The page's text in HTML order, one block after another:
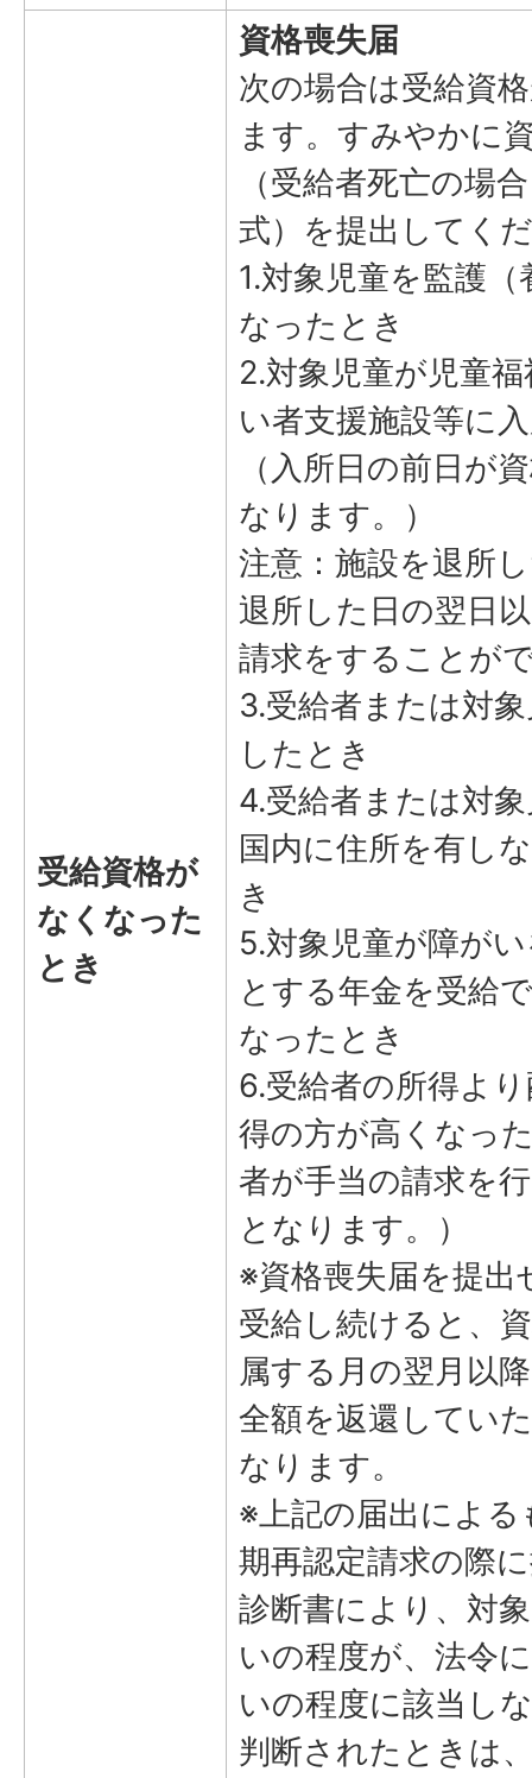
受給資格が
なくなった
とき
資格喪失届
次の場合は受給資
ます。すみやかに
（受給者死亡の場
式）を提出してく
1.対象児童を監護
なったとき
2.対象児童が児童
い者支援施設等に
（入所日の前日が
なります。）
注意：施設を退所
退所した日の翌日
請求をすることが
3.受給者または対
したとき
4.受給者または対
国内に住所を有し
き
5.対象児童が障が
とする年金を受給
なったとき
6.受給者の所得よ
得の方が高くなっ
者が手当の請求を
となります。）
※資格喪失届を提出
受給し続けると、
属する月の翌月以
全額を返還してい
なります。
※上記の届出による
期再認定請求の際
診断書により、対
いの程度が、法令
いの程度に該当し
判断されたときは